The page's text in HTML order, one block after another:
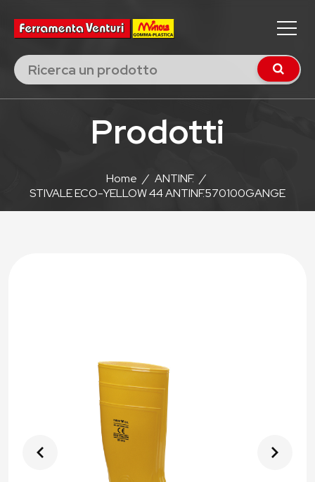
Prodotti
Home / ANTINF. /
STIVALE ECO-YELLOW 44 ANTINF.570100GANGE